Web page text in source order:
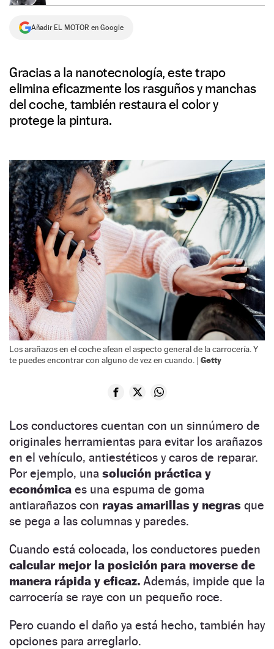
Añadir EL MOTOR en Google
Gracias a la nanotecnología, este trapo
elimina eficazmente los rasguños y manchas
del coche, también restaura el color y
protege la pintura.
Los arañazos en el coche afean el aspecto general de la carrocería. Y
te puedes encontrar con alguno de vez en cuando. | Getty
Los conductores cuentan con un sinnúmero de
originales herramientas para evitar los arañazos
en el vehículo, antiestéticos y caros de reparar.
Por ejemplo, una solución práctica y
económica es una espuma de goma
antiarañazos con rayas amarillas y negras que
se pega a las columnas y paredes.
Cuando está colocada, los conductores pueden
calcular mejor la posición para moverse de
manera rápida y eficaz. Además, impide que la
carrocería se raye con un pequeño roce.
Pero cuando el daño ya está hecho, también hay
opciones para arreglarlo.